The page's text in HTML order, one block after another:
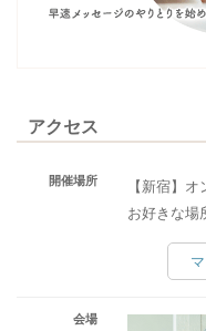
アクセス
開催場所
【新宿】オ
お好きな場
会場